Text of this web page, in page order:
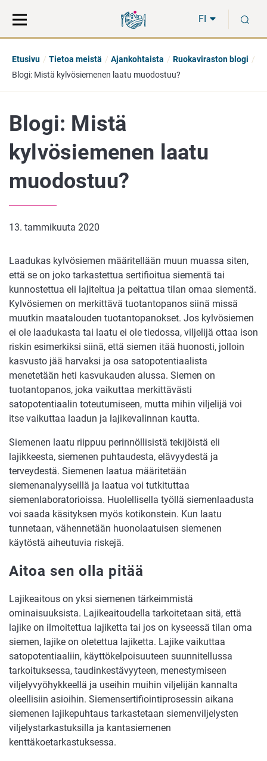
suoraan
sisältöön
koko
sivuston
FI
Etusivu Tietoa meistä Ajankohtaista
Ruokaviraston blogi
Blogi: Mistä kylvösiemenen laatu muodostuu?
Blogi: Mistä
kylvösiemenen laatu
muodostuu?
13. tammikuuta 2020
Laadukas kylvösiemen määritellään muun muassa siten,
että se on joko tarkastettua sertifioitua siementä tai
kunnostettua eli lajiteltua ja peitattua tilan omaa siementä.
Kylvösiemen on merkittävä tuotantopanos siinä missä
muutkin maatalouden tuotantopanokset. Jos kylvösiemen
ei ole laadukasta tai laatu ei ole tiedossa, viljelijä ottaa ison
riskin esimerkiksi siinä, että siemen itää huonosti, jolloin
kasvusto jää harvaksi ja osa satopotentiaalista
menetetään heti kasvukauden alussa. Siemen on
tuotantopanos, joka vaikuttaa merkittävästi
satopotentiaalin toteutumiseen, mutta mihin viljelijä voi
itse vaikuttaa laadun ja lajikevalinnan kautta.
Siemenen laatu riippuu perinnöllisistä tekijöistä eli
lajikkeesta, siemenen puhtaudesta, elävyydestä ja
terveydestä. Siemenen laatua määritetään
siemenanalyyseillä ja laatua voi tutkituttaa
siemenlaboratorioissa. Huolellisella työllä siemenlaadusta
voi saada käsityksen myös kotikonstein. Kun laatu
tunnetaan, vähennetään huonolaatuisen siemenen
käytöstä aiheutuvia riskejä.
Aitoa sen olla pitää
Lajikeaitous on yksi siemenen tärkeimmistä
ominaisuuksista. Lajikeaitoudella tarkoitetaan sitä, että
lajike on ilmoitettua lajiketta tai jos on kyseessä tilan oma
siemen, lajike on oletettua lajiketta. Lajike vaikuttaa
satopotentiaaliin, käyttökelpoisuuteen suunnitellussa
tarkoituksessa, taudinkestävyyteen, menestymiseen
viljelyvyöhykkeellä ja useihin muihin viljelijän kannalta
oleellisiin asioihin. Siemensertifiointiprosessin aikana
siemenen lajikepuhtaus tarkastetaan siemenviljelysten
viljelystarkastuksilla ja kantasiemenen
kenttäkoetarkastuksessa.